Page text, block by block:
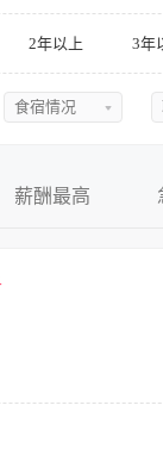
2年以上 3年
食宿情况
提供食宿
薪酬最高
区内销售活动的策划
于挑战高薪 3.热爱美